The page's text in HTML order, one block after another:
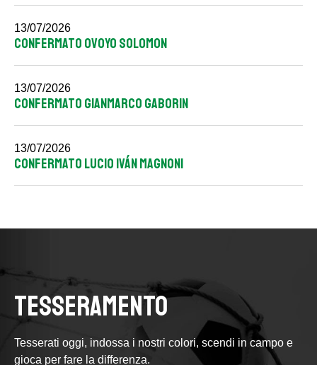
13/07/2026
CONFERMATO OVOYO SOLOMON
13/07/2026
CONFERMATO GIANMARCO GABORIN
13/07/2026
CONFERMATO LUCIO IVÁN MAGNONI
TESSERAMENTO
Tesserati oggi, indossa i nostri colori, scendi in campo e
gioca per fare la differenza.